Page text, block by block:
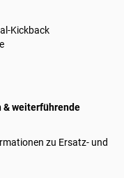
Kickback
weiterführende
zu Ersatz- und